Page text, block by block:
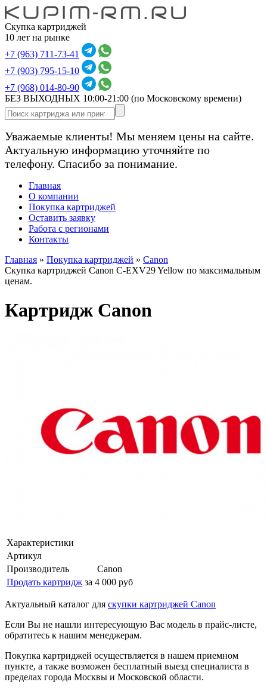
Скупка картриджей
10 лет на рынке
+7 (963) 711-73-41
+7 (903) 795-15-10
+7 (968) 014-80-90
БЕЗ ВЫХОДНЫХ 10:00-21:00 (по Московскому времени)
Уважаемые клиенты! Мы меняем цены на сайте.
Актуальную информацию уточняйте по
телефону. Спасибо за понимание.
Главная
О компании
Покупка картриджей
Оставить заявку
Работа с регионами
Контакты
Главная » Покупка картриджей » Canon
Скупка картриджей Canon C-EXV29 Yellow по максимальным
ценам.
Картридж Canon
Характеристики
Артикул
Производитель
Canon
Продать картридж за 4 000 руб
Актуальный каталог для скупки картриджей Canon
Если Вы не нашли интересующую Вас модель в прайс-листе,
обратитесь к нашим менеджерам.
Покупка картриджей осуществляется в нашем приемном
пункте, а также возможен бесплатный выезд специалиста в
пределах города Москвы и Московской области.